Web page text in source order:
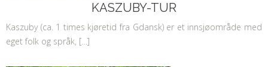
KASZUBY-TUR
Kaszuby (ca. 1 times kjøretid fra Gdansk) er et innsjøområde med
eget folk og språk, […]